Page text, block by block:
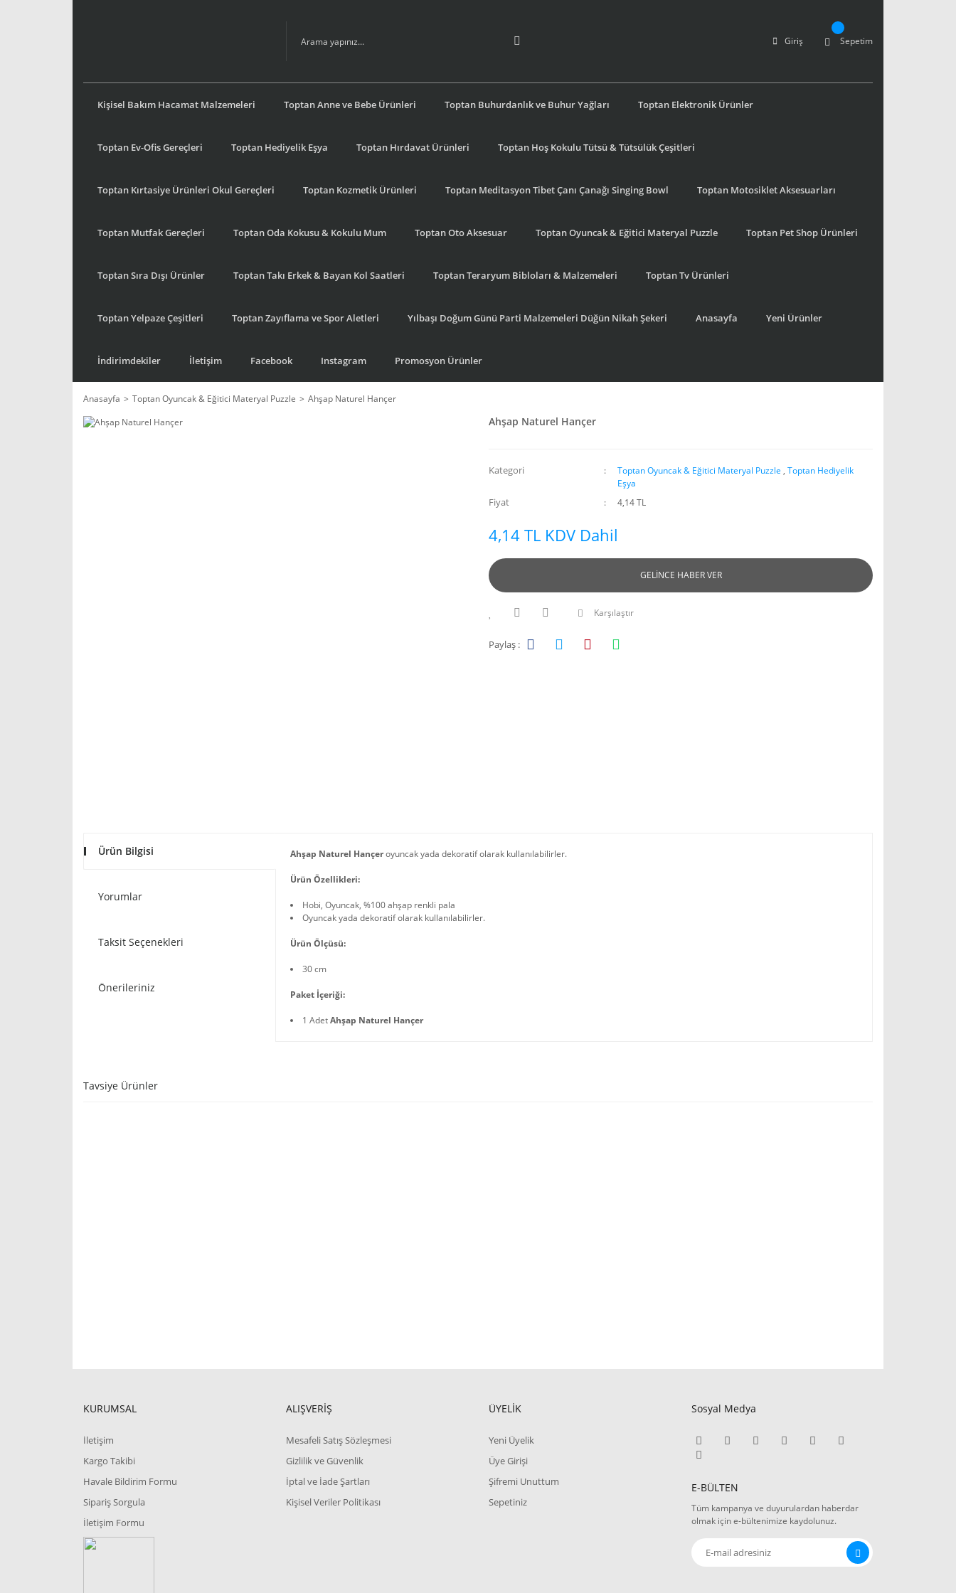
Giriş Sepetim
Kişisel Bakım Hacamat Malzemeleri Toptan Anne ve Bebe Ürünleri Toptan Buhurdanlık ve Buhur Yağları Toptan Elektronik Ürünler
Toptan Ev-Ofis Gereçleri Toptan Hediyelik Eşya Toptan Hırdavat Ürünleri Toptan Hoş Kokulu Tütsü & Tütsülük Çeşitleri
Toptan Kırtasiye Ürünleri Okul Gereçleri Toptan Kozmetik Ürünleri Toptan Meditasyon Tibet Çanı Çanağı Singing Bowl Toptan Motosiklet Aksesuarları
Toptan Mutfak Gereçleri Toptan Oda Kokusu & Kokulu Mum Toptan Oto Aksesuar Toptan Oyuncak & Eğitici Materyal Puzzle Toptan Pet Shop Ürünleri
Toptan Sıra Dışı Ürünler Toptan Takı Erkek & Bayan Kol Saatleri Toptan Teraryum Bibloları & Malzemeleri Toptan Tv Ürünleri
Toptan Yelpaze Çeşitleri Toptan Zayıflama ve Spor Aletleri Yılbaşı Doğum Günü Parti Malzemeleri Düğün Nikah Şekeri Anasayfa Yeni Ürünler
İndirimdekiler İletişim Facebook Instagram Promosyon Ürünler
Anasayfa Toptan Oyuncak & Eğitici Materyal Puzzle Ahşap Naturel Hançer
Ahşap Naturel Hançer
Kategori Toptan Oyuncak & Eğitici Materyal Puzzle , Toptan Hediyelik
Eşya
Fiyat 4,14 TL
4,14 TL KDV Dahil
GELİNCE HABER VER
Karşılaştır
Paylaş :
Ürün Bilgisi
Yorumlar
Taksit Seçenekleri
Önerileriniz
Ahşap Naturel Hançeroyuncak yada dekoratif olarak kullanılabilirler.
Ürün Özellikleri:
Hobi, Oyuncak, %100 ahşap renkli pala
Oyuncak yada dekoratif olarak kullanılabilirler.
Ürün Ölçüsü:
30 cm
Paket İçeriği:
1 AdetAhşap Naturel Hançer
Tavsiye Ürünler
KURUMSAL
İletişim
Kargo Takibi
Havale Bildirim Formu
Sipariş Sorgula
İletişim Formu
ALIŞVERİŞ
Mesafeli Satış Sözleşmesi
Gizlilik ve Güvenlik
İptal ve İade Şartları
Kişisel Veriler Politikası
ÜYELİK
Yeni Üyelik
Üye Girişi
Şifremi Unuttum
Sepetiniz
Sosyal Medya
E-BÜLTEN
Tüm kampanya ve duyurulardan haberdar
olmak için e-bültenimize kaydolunuz.